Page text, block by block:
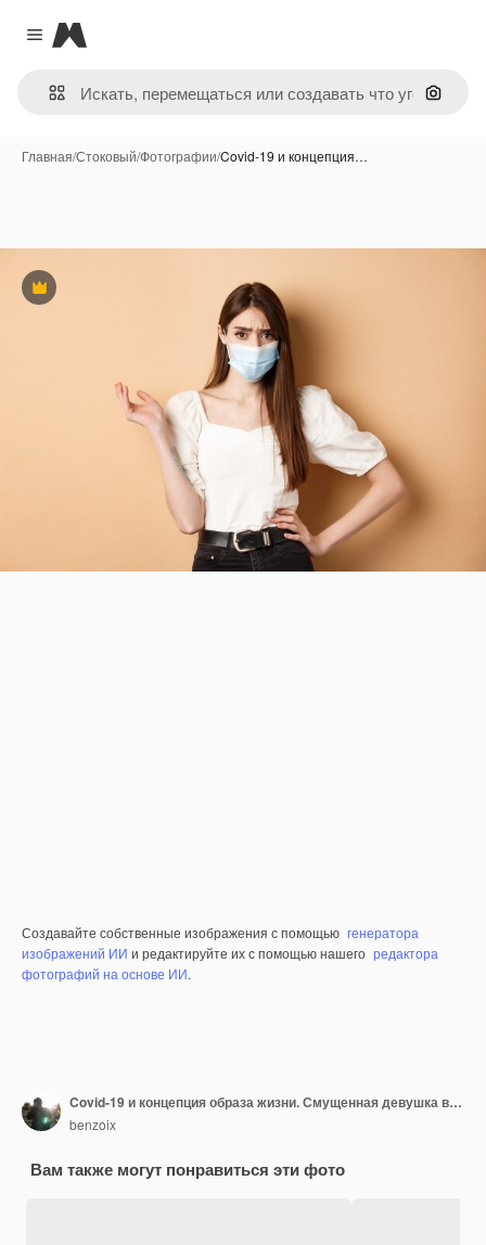
Close menu
Magnific
Поиск
Главная/Стоковый/Фотографии/Covid-19 и концепция…
Премиум
Создавайте собственные изображения с помощью генератора
изображений ИИ и редактируйте их с помощью нашего редактора
фотографий на основе ИИ.
Covid-19 и концепция образа жизни. Смущенная девушка в медицинской маске, хмурясь, указывая влево с жалобой, разочарованная чем-то плохим, стоит против бежевого.
benzoix
Вам также могут понравиться эти фото